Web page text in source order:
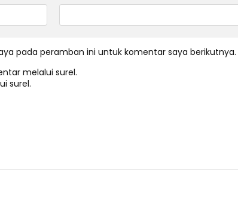
pada peramban ini untuk komentar saya berikutnya.
melalui surel.
surel.